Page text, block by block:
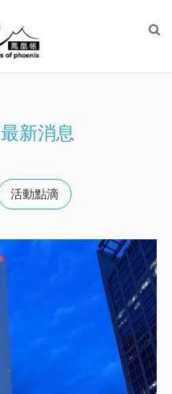
最新消息
活動點滴